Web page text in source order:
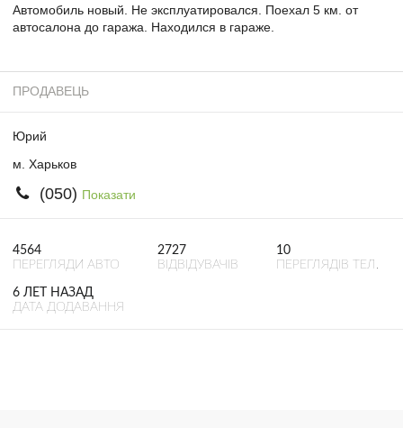
Автомобиль новый. Не эксплуатировался. Поехал 5 км. от
автосалона до гаража. Находился в гараже.
ПРОДАВЕЦЬ
Юрий
м. Харьков
(050) Показати
4564
ПЕРЕГЛЯДИ АВТО
2727
ВІДВІДУВАЧІВ
10
ПЕРЕГЛЯДІВ ТЕЛ.
6 ЛЕТ НАЗАД
ДАТА ДОДАВАННЯ